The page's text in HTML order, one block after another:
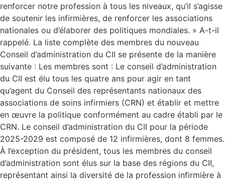
renforcer notre profession à tous les niveaux, qu’il s’agisse
de soutenir les infirmières, de renforcer les associations
nationales ou d’élaborer des politiques mondiales. » A-t-il
rappelé. La liste complète des membres du nouveau
Conseil d’administration du CII se présente de la manière
suivante : Les membres sont : Le conseil d’administration
du CII est élu tous les quatre ans pour agir en tant
qu’agent du Conseil des représentants nationaux des
associations de soins infirmiers (CRN) et établir et mettre
en œuvre la politique conformément au cadre établi par le
CRN. Le conseil d’administration du CII pour la période
2025-2029 est composé de 12 infirmières, dont 8 femmes.
À l’exception du président, tous les membres du conseil
d’administration sont élus sur la base des régions du CII,
représentant ainsi la diversité de la profession infirmière à